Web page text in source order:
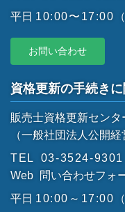
平日 10:00〜17:00 （
お問い合わせ
資格更新の手続き
販売士資格更新センタ
（一般社団法人公開経
TEL
03-3524-9301
Web
問い合わせフォ
平日 10:00～17:00 （